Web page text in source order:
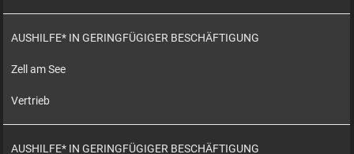
AUSHILFE* IN GERINGFÜGIGER BESCHÄFTIGUNG
Zell am See
Vertrieb
AUSHILFE* IN GERINGFÜGIGER BESCHÄFTIGUNG